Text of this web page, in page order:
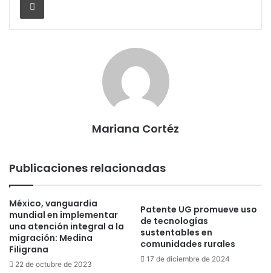
Mariana Cortéz
Publicaciones relacionadas
México, vanguardia
mundial en implementar
una atención integral a la
migración: Medina
Filigrana
22 de octubre de 2023
Patente UG promueve uso
de tecnologías
sustentables en
comunidades rurales
17 de diciembre de 2024